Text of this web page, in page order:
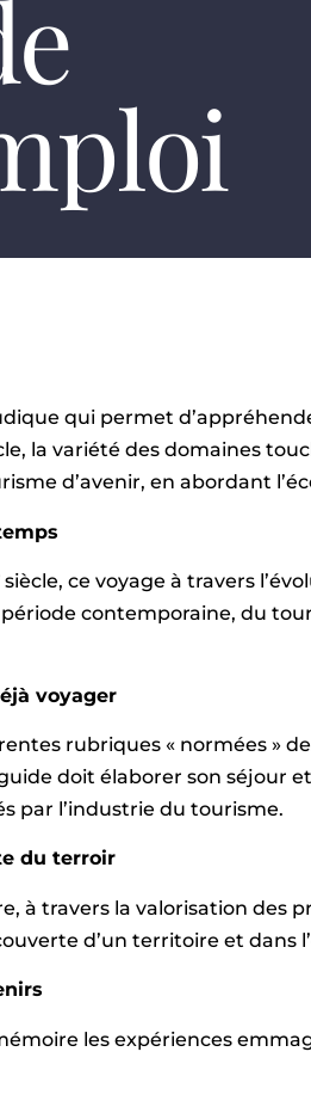
qui permet
la variété des domaines
d’avenir, en abordant
siècle, ce voyage à travers
contemporaine, du
voyager
rubriques « normées »
doit élaborer son séjour
par l’industrie du tourisme.
du terroir
à travers la valorisation des
d’un territoire et dans
les expériences